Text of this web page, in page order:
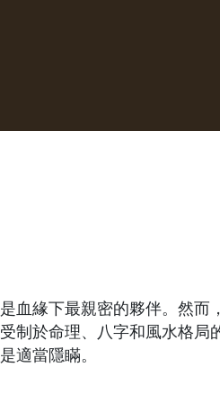
血緣下最親密的夥伴。然而
制於命理、八字和風水格局
適當隱瞞。